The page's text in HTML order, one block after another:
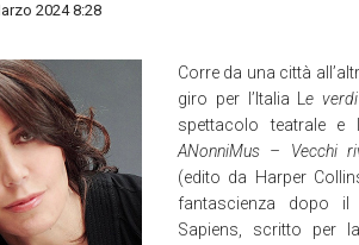
2024 8:28
Corre da una città
giro per l’Italia Le verdi
spettacolo teatrale e
ANonniMus – Vecchi
(edito da Harper
fantascienza dopo il
Sapiens, scritto per